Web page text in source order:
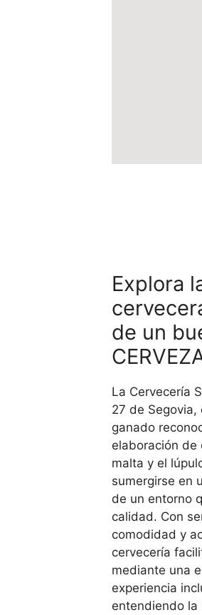
Explora
de un
La Cervecería
27 de
ganado
elaboración de
malta y el
sumergirse en
de un entorno
calidad. Con
comodidad y
cervecería
mediante una
experiencia
entendiendo